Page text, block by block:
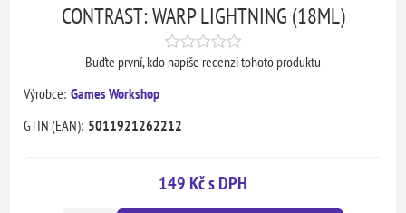
CONTRAST: WARP LIGHTNING (18ML)
Buďte první, kdo napíše recenzi tohoto produktu
Výrobce: Games Workshop
GTIN (EAN): 5011921262212
149 Kč s DPH